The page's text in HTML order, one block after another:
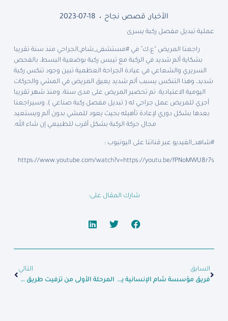
الأخبار, قصص نجاح 2023-07-18
عملية تبديل مفصل ركبة يسرى
راجعنا المريض “ع.ك” في #مستشفى_شام_الجراحي منذ سنة تقريبا
بشكاية ألم شديد في الركبة مع تيبس ركبة بوضعية البسط، بالفحص
السريري والشعاعي في عيادة الجراحة العظمية تبين وجود تنكس ركبة
شديد، وهذا التنكس يسبب ألم شديد يعيق المريض في المشي والحركات
اليومية الاعتيادية. تم تحضير المريض على مدى سنة، ومنذ شهر تقريبا
أجري للمريض عمل جراحي له ( تبديل مفصل ركبة صناعي )، وسيراجعنا
بعدها بشكل دوري لإعادة تأهيله بحيث يعود للمشي بدون ألم ويستعيد
مجال حركة الركبة بشكل أقرب للطبيعي إن شاء الله.
#شاهد_الفيديو عبر قناتنا على اليوتيوب :
https://www.youtube.com/watch?v=https://youtu.be/fPNoMWU8r7s
شارك المقال على:
السابق
فريق مؤسسة شام الإنسانية يقوم بأعمال الترميم في #مستشفى_أعزاز_الوطني
التالي
المرحلة الأولى من تزفيت طريق سرمدا – كفردريان